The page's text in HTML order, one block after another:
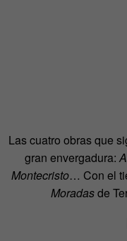
Las cuatro obras que
gran envergadura:
Montecristo… Con el
Moradasde